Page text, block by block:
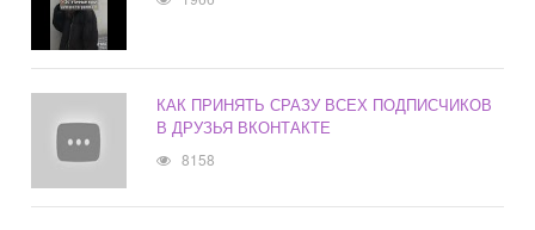
КАК ПРИНЯТЬ СРАЗУ ВСЕХ ПОДПИСЧИКОВ
В ДРУЗЬЯ ВКОНТАКТЕ
8158